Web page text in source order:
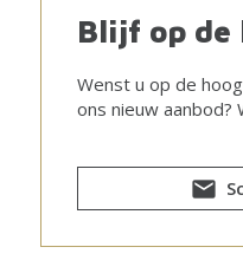
Blijf op de
Wenst u op de
ons nieuw aanbod?